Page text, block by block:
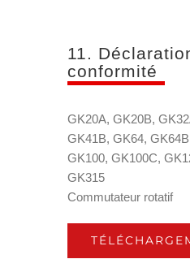
11.
conformité
GK20A, GK20B,
GK41B, GK64,
GK100, GK100C,
GK315
Commutateur rotatif